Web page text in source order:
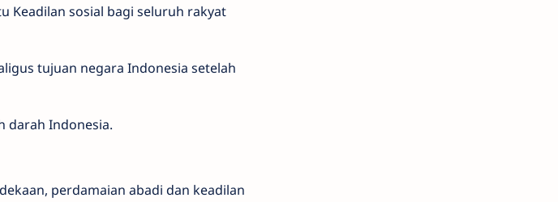
Keadilan sosial bagi seluruh rakyat
tujuan negara Indonesia setelah
darah Indonesia.
perdamaian abadi dan keadilan